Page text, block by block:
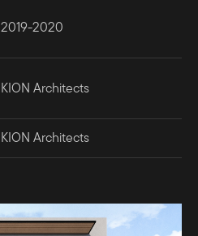
2019-2020
ΚΙΟΝ Architects
ΚΙΟΝ Architects